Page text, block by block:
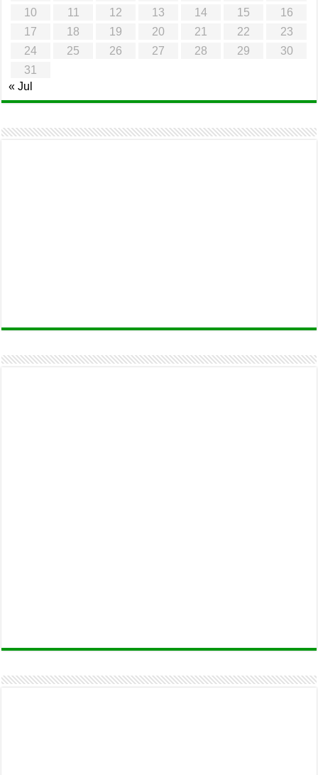
10
11 12 13 14 15
16
17
18 19 20 21 22
23
24
25 26 27 28 29
30
31
« Jul